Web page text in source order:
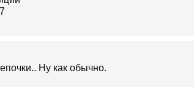
Ну как обычно.